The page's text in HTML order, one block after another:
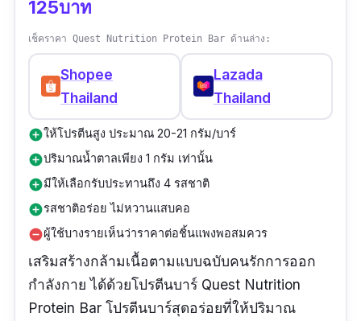
ทดแทนมื้ออาหารหลัก
แม้ว่าโปรตีนบาร์จะเป็นแหล่งโปรตีนที่ดี แต่การ
ทานมากเกินไปอาจเพิ่มแคลอรี่และสารอาหา
รอื่นๆ มากเกินไป
ตรวจสอบปริมาณน้ำตาลในผลิตภัณฑ์ เพื่อหลีก
เลี่ยงการบริโภคเกินต่อวัน
เหมาะสำหรับใคร:
ผู้ที่ต้องการเสริมโปรตีน และฟื้นฟูกล้ามเนื้อหลัง
การออกกำลังกาย
ผู้ที่มีไลฟ์สไตล์ยุ่ง เพราะพกพาสะดวกสามารถ
รับประทานได้ทุกที่
125บาท
เช็คราคา Quest Nutrition Protein Bar ด้านล่าง:
Shopee
Thailand
Lazada
Thailand
add_circleให้โปรตีนสูง ประมาณ 20-21 กรัม/บาร์
add_circleปริมาณน้ำตาลเพียง 1 กรัม เท่านั้น
add_circleมีให้เลือกรับประทานถึง 4 รสชาติ
add_circleรสชาติอร่อย ไม่หวานแสบคอ
remove_circleผู้ใช้บางรายเห็นว่าราคาต่อชิ้นแพงพอสมควร
เสริมสร้างกล้ามเนื้อตามแบบฉบับคนรักการออก
กำลังกาย ได้ด้วยโปรตีนบาร์ Quest Nutrition
Protein Bar โปรตีนบาร์สุดอร่อยที่ให้ปริมาณ